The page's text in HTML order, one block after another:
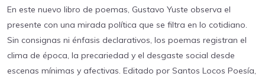
En este nuevo libro de poemas, Gustavo Yuste observa el
presente con una mirada política que se filtra en lo cotidiano.
Sin consignas ni énfasis declarativos, los poemas registran el
clima de época, la precariedad y el desgaste social desde
escenas mínimas y afectivas. Editado por Santos Locos Poesía,